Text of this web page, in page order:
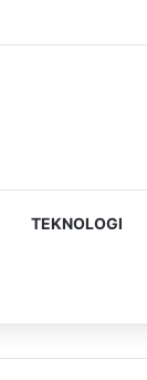
TEKNOLOGI